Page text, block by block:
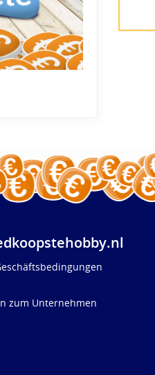
zum Unternehmen